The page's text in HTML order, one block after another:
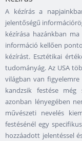
A kézírás a
jelentőségű
kézírása hazánkban
információ kellően
kézírást. Esztétikai
tudományág. Az USA
világban van
kandzsik festése még
azonban lényegében
művészeti nevelés
festésénél egy
hozzáadott jelentéssel